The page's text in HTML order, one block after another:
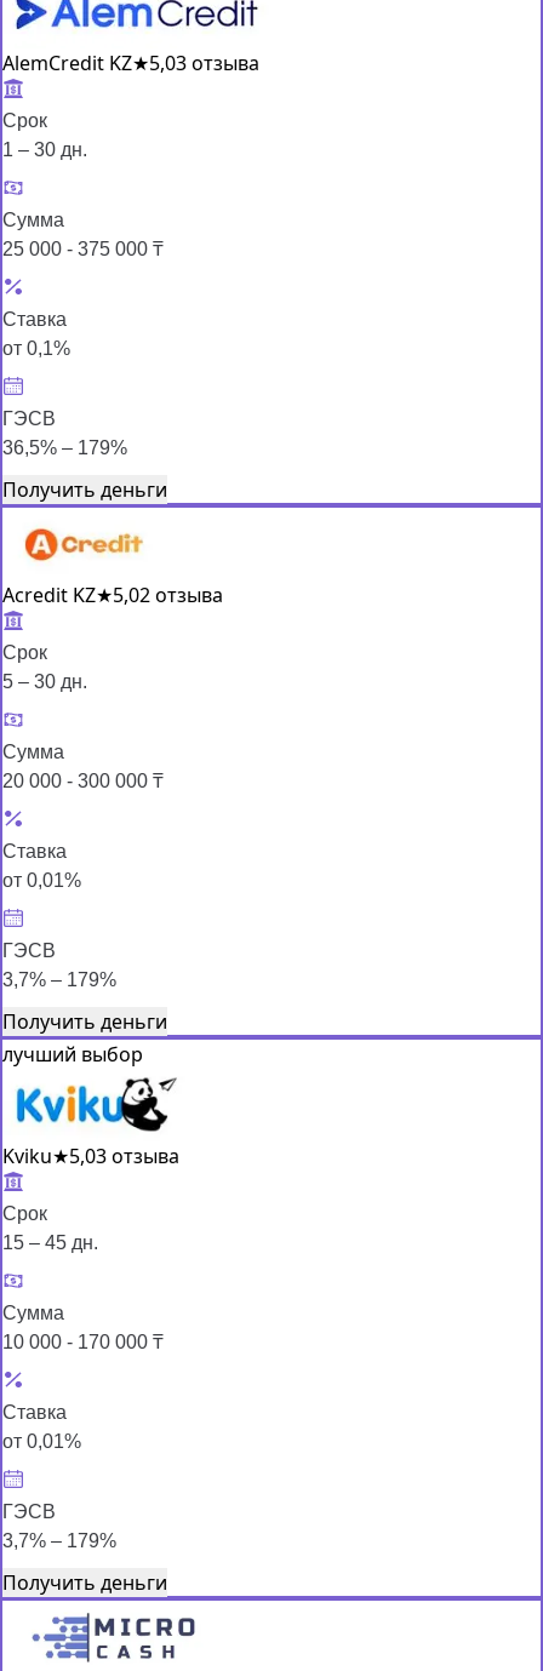
AlemCredit KZ★5,03 отзыва
Срок
1 – 30 дн.
Сумма
25 000 - 375 000 ₸
Ставка
от 0,1%
ГЭСВ
36,5% – 179%
Получить деньги
Acredit KZ★5,02 отзыва
Срок
5 – 30 дн.
Сумма
20 000 - 300 000 ₸
Ставка
от 0,01%
ГЭСВ
3,7% – 179%
Получить деньги
лучший выбор
Kviku★5,03 отзыва
Срок
15 – 45 дн.
Сумма
10 000 - 170 000 ₸
Ставка
от 0,01%
ГЭСВ
3,7% – 179%
Получить деньги